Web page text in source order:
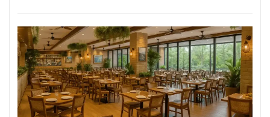
Melhores
Restaurantes
em
São
Paulo:
Um
Guia